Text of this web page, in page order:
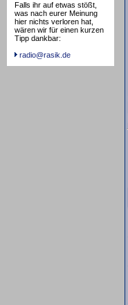
Falls ihr auf etwas stößt,
was nach eurer Meinung
hier nichts verloren hat,
wären wir für einen kurzen
Tipp dankbar:
radio@rasik.de